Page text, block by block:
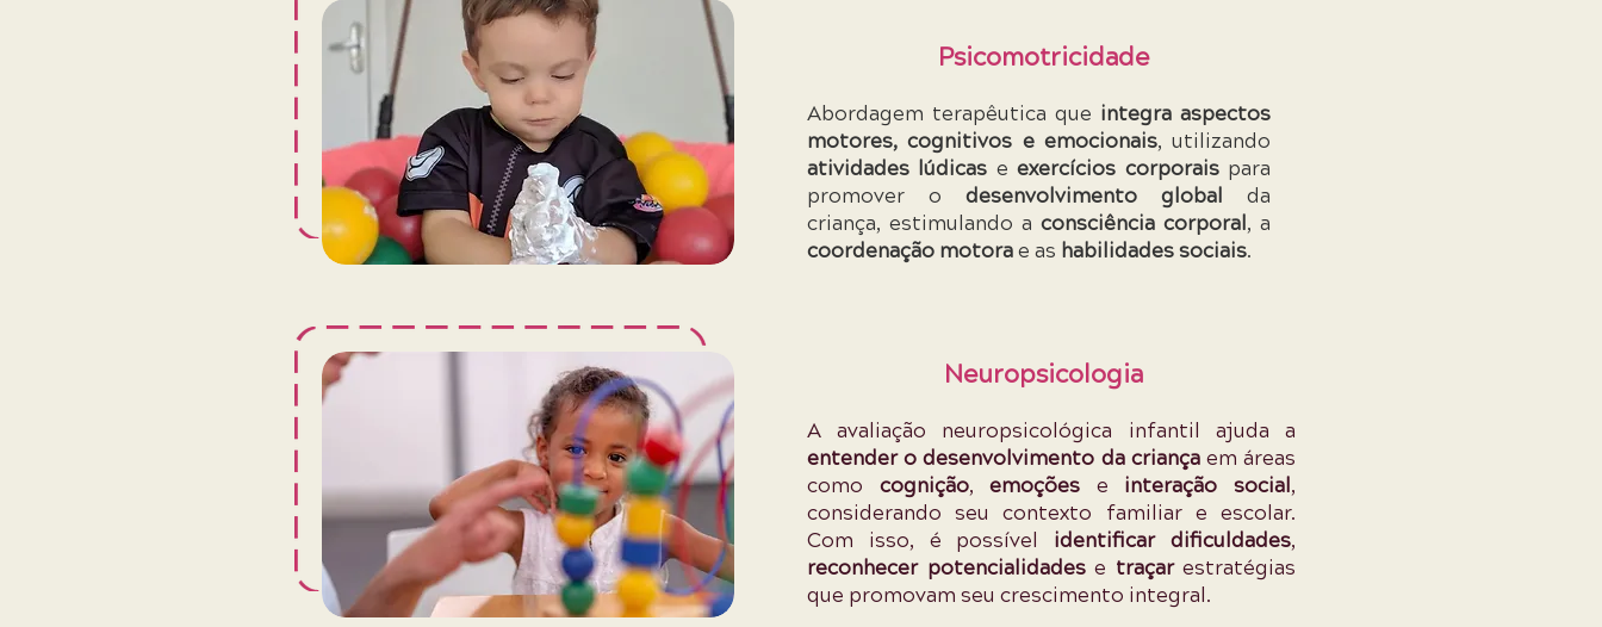
Psicomotricidade
Abordagem terapêutica que integra aspectos
motores, cognitivos e emocionais, utilizando
atividades lúdicas eexercícios corporaispara
promover o desenvolvimento global da
criança, estimulando a consciência corporal, a
coordenação motorae as habilidades sociais.
Neuropsicologia
A avaliação neuropsicológica infantil ajuda a
entender o desenvolvimento da criança em áreas
como cognição,emoções e interação social,
considerando seu contexto familiar e escolar.
Com isso, é possível
identificar dificuldades,
reconhecer potencialidades e traçar estratégias
que promovam seu crescimento integral.